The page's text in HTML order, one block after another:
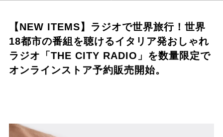
【NEW ITEMS】ラジオで世界旅行！世界
18都市の番組を聴けるイタリア発おしゃれ
ラジオ「THE CITY RADIO」を数量限定で
オンラインストア予約販売開始。